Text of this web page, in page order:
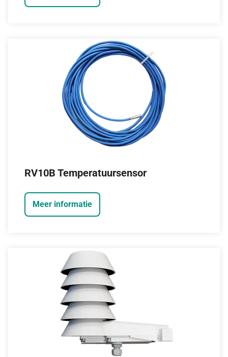
RV10B Temperatuursensor
Meer informatie